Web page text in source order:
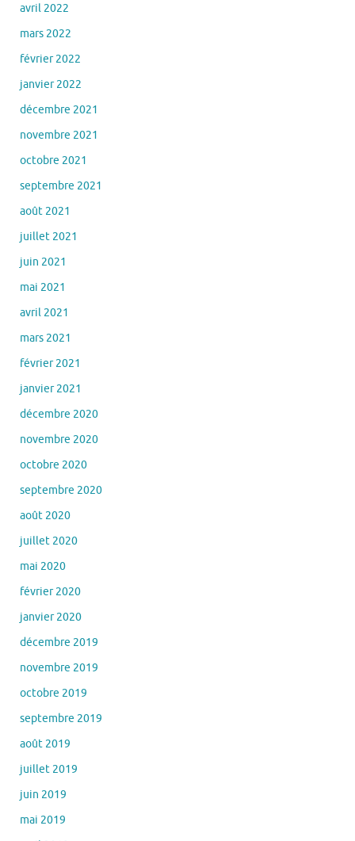
avril 2022
mars 2022
février 2022
janvier 2022
décembre 2021
novembre 2021
octobre 2021
septembre 2021
août 2021
juillet 2021
juin 2021
mai 2021
avril 2021
mars 2021
février 2021
janvier 2021
décembre 2020
novembre 2020
octobre 2020
septembre 2020
août 2020
juillet 2020
mai 2020
février 2020
janvier 2020
décembre 2019
novembre 2019
octobre 2019
septembre 2019
août 2019
juillet 2019
juin 2019
mai 2019